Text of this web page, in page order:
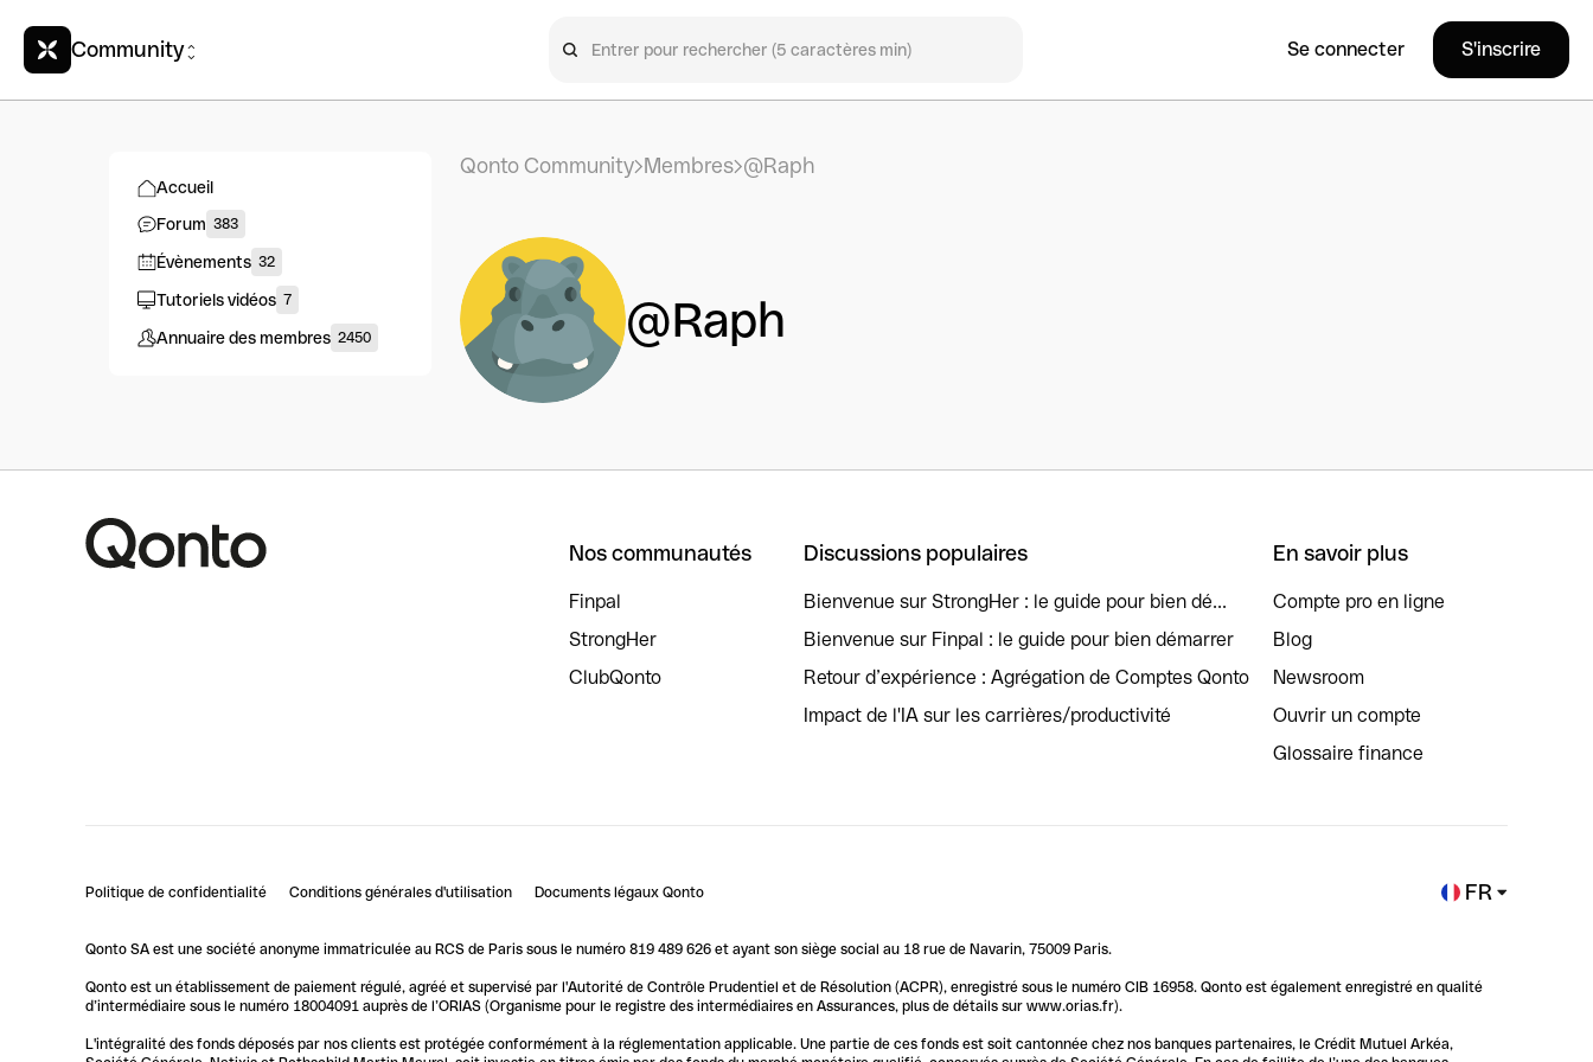
Community Se connecter S'inscrire
Accueil
Forum 383
Évènements 32
Tutoriels vidéos 7
Annuaire des membres 2450
Qonto Community Membres @Raph
@Raph
Nos communautés
Finpal
StrongHer
ClubQonto
Discussions populaires
Bienvenue sur StrongHer : le guide pour bien dé...
Bienvenue sur Finpal : le guide pour bien démarrer
Retour d’expérience : Agrégation de Comptes Qonto
Impact de l'IA sur les carrières/productivité
En savoir plus
Compte pro en ligne
Blog
Newsroom
Ouvrir un compte
Glossaire finance
Politique de confidentialité Conditions générales d'utilisation Documents légaux Qonto FR
Qonto SA est une société anonyme immatriculée au RCS de Paris sous le numéro 819 489 626 et ayant son siège social au 18 rue de Navarin, 75009 Paris.
Qonto est un établissement de paiement régulé, agréé et supervisé par l'Autorité de Contrôle Prudentiel et de Résolution (ACPR), enregistré sous le numéro CIB 16958. Qonto est également enregistré en qualité
d’intermédiaire sous le numéro 18004091 auprès de l’ORIAS (Organisme pour le registre des intermédiaires en Assurances, plus de détails sur www.orias.fr).
L'intégralité des fonds déposés par nos clients est protégée conformément à la réglementation applicable. Une partie de ces fonds est soit cantonnée chez nos banques partenaires, le Crédit Mutuel Arkéa,